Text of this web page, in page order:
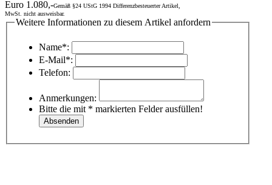
Euro 1.080,-Gemäß §24 UStG 1994 Differenzbesteuerter Artikel,
MwSt. nicht ausweisbar.
Weitere Informationen zu diesem Artikel anfordern
Name*:
E-Mail*:
Telefon:
Anmerkungen:
Bitte die mit * markierten Felder ausfüllen!